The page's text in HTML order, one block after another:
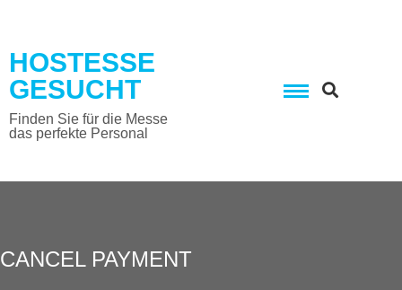
content
HOSTESSE
GESUCHT
Finden Sie für die Messe
das perfekte Personal
CANCEL PAYMENT